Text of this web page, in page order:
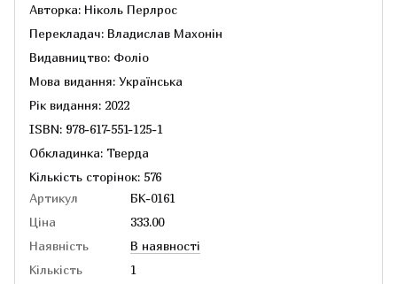
Авторка: Ніколь Перлрос
Перекладач: Владислав Махонін
Видавництво: Фоліо
Мова видання: Українська
Рік видання: 2022
ISBN: 978-617-551-125-1
Обкладинка: Тверда
Кількість сторінок: 576
Артикул
БК-0161
Ціна
333.00
Наявність
В наявності
Кількість
1